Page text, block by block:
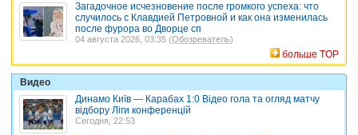
Загадочное исчезновение после громкого успеха: что
случилось с Клавдией Петровной и как она изменилась
после фурора во Дворце сп
04 августа 2026, 03:35 (Обозреватель)
больше TOP
Видео
Динамо Київ — Карабах 1:0 Відео гола та огляд матчу
відбору Ліги конференцій
Сегодня, 22:53